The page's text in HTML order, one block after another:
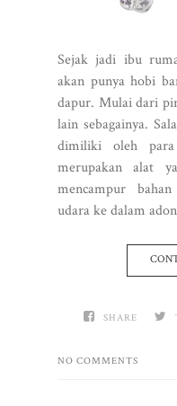
Sejak jadi ibu
akan punya hobi
dapur. Mulai dari
lain sebagainya.
dimiliki oleh
merupakan alat
mencampur
udara ke dalam
SHARE
NO COMMENTS